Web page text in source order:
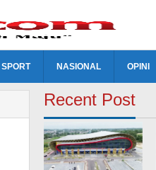
SPORT NASIONAL OPINI
Recent Post